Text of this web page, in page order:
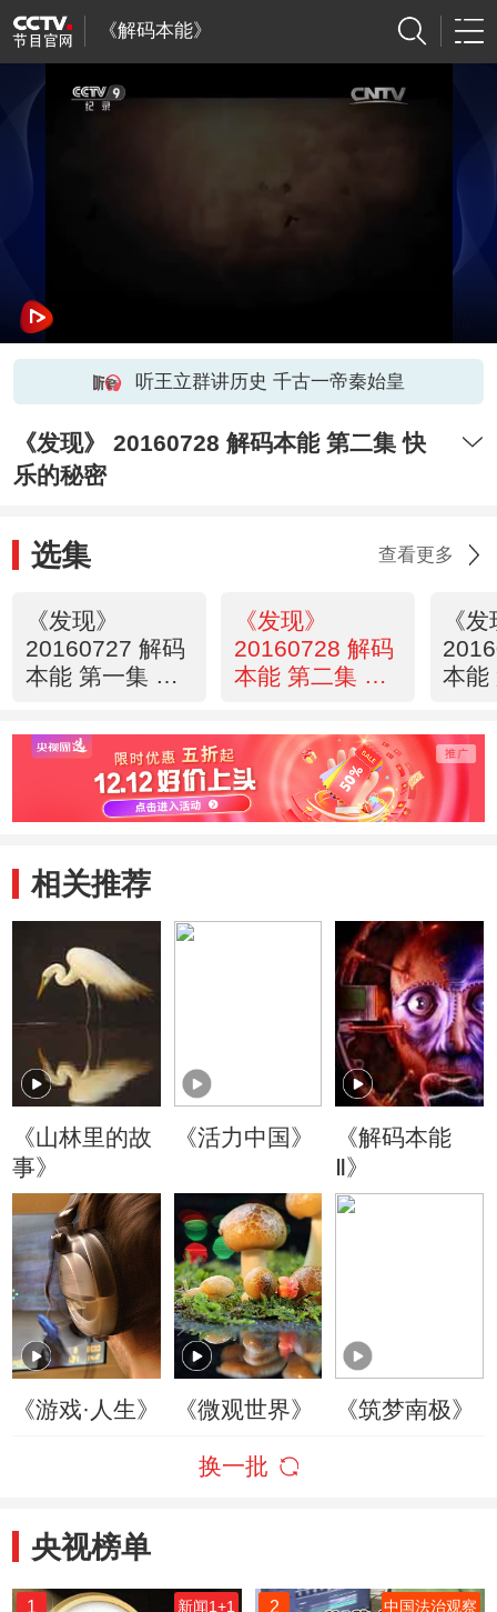
《解码本能》
听王立群讲历史 千古一帝秦始皇
《发现》 20160728 解码本能 第二集 快
乐的秘密
选集 查看更多
《发现》
20160727 解码
本能 第一集 无
《发现》
20160728 解码
本能 第二集 快
《
本能
相关推荐
《山林里的故
事》
《活力中国》
《解码本能
Ⅱ》
《游戏·人生》 《微观世界》 《筑梦南极》
换一批
央视榜单
1 新闻1+1 2 中国法治观察